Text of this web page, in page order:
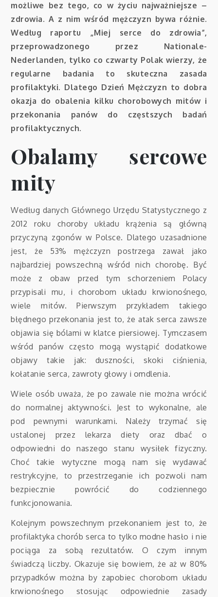
możliwe bez tego, co w życiu najważniejsze –
zdrowia. A z nim wśród mężczyzn bywa różnie.
Według raportu „Miej serce do zdrowia”,
przeprowadzonego przez Nationale-
Nederlanden, tylko co czwarty Polak wierzy, że
regularne badania to skuteczna zasada
profilaktyki. Dlatego Dzień Mężczyzn to dobra
okazja do obalenia kilku chorobowych mitów i
przekonania panów do częstszych badań
profilaktycznych.
Obalamy sercowe
mity
Według danych Głównego Urzędu Statystycznego z
2012 roku choroby układu krążenia są główną
przyczyną zgonów w Polsce. Dlatego uzasadnione
jest, że 53% mężczyzn postrzega zawał jako
najbardziej powszechną wśród nich chorobę. Być
może z obaw przed tym schorzeniem Polacy
przypisali mu, i chorobom układu krwionośnego,
wiele mitów. Pierwszym przykładem takiego
błędnego przekonania jest to, że atak serca zawsze
objawia się bólami w klatce piersiowej. Tymczasem
wśród panów często mogą wystąpić dodatkowe
objawy takie jak: duszności, skoki ciśnienia,
kołatanie serca, zawroty głowy i omdlenia.
Wiele osób uważa, że po zawale nie można wrócić
do normalnej aktywności. Jest to wykonalne, ale
pod pewnymi warunkami. Należy trzymać się
ustalonej przez lekarza diety oraz dbać o
odpowiedni do naszego stanu wysiłek fizyczny.
Choć takie wytyczne mogą nam się wydawać
restrykcyjne, to przestrzeganie ich pozwoli nam
bezpiecznie powrócić do codziennego
funkcjonowania.
Kolejnym powszechnym przekonaniem jest to, że
profilaktyka chorób serca to tylko modne hasło i nie
pociąga za sobą rezultatów. O czym innym
świadczą liczby. Okazuje się bowiem, że aż w 80%
przypadków można by zapobiec chorobom układu
krwionośnego stosując odpowiednie zasady